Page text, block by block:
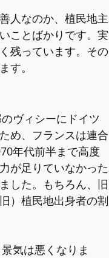
人なのか、植民地主
ことばかりです。実
残っています。その
す。
ヴィシーにドイツ
め、フランスは連合
年代前半まで高度
が足りていなかった
した。もちろん、旧
）植民地出身者の割
気は悪くなりま